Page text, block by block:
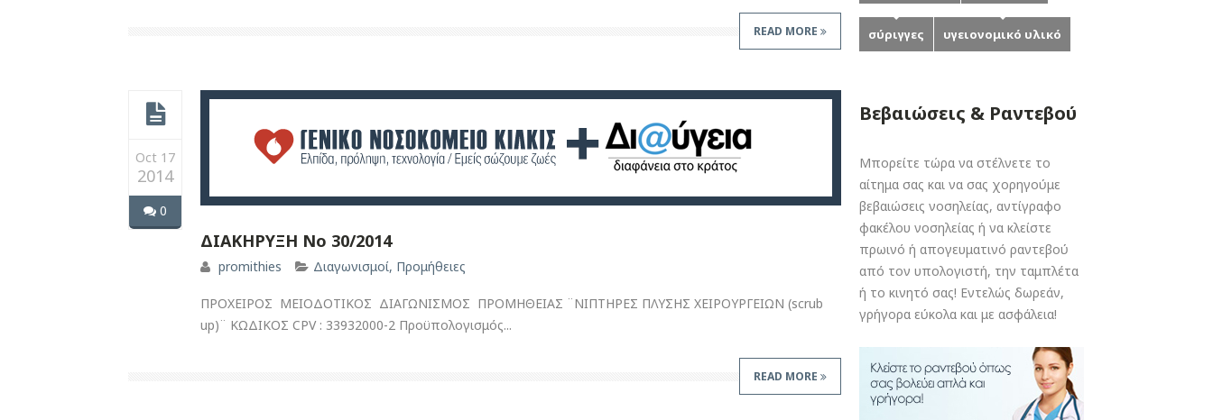
READ MORE
Oct 17
2014
0
ΔΙΑΚΗΡΥΞΗ Νο 30/2014
promithies Διαγωνισμοί, Προμήθειες
ΠΡΟΧΕΙΡΟΣ ΜΕΙΟΔΟΤΙΚΟΣ ΔΙΑΓΩΝΙΣΜΟΣ ΠΡΟΜΗΘΕΙΑΣ ¨ΝΙΠΤΗΡΕΣ ΠΛΥΣΗΣ ΧΕΙΡΟΥΡΓΕΙΩΝ (scrub
up)¨ ΚΩΔΙΚΟΣ CPV : 33932000-2 Προϋπολογισμός...
READ MORE
σύριγγες υγειονομικό υλικό
Βεβαιώσεις & Ραντεβού
Μπορείτε τώρα να στέλνετε το
αίτημα σας και να σας χορηγούμε
βεβαιώσεις νοσηλείας, αντίγραφο
φακέλου νοσηλείας ή να κλείστε
πρωινό ή απογευματινό ραντεβού
από τον υπολογιστή, την ταμπλέτα
ή το κινητό σας! Εντελώς δωρεάν,
γρήγορα εύκολα και με ασφάλεια!